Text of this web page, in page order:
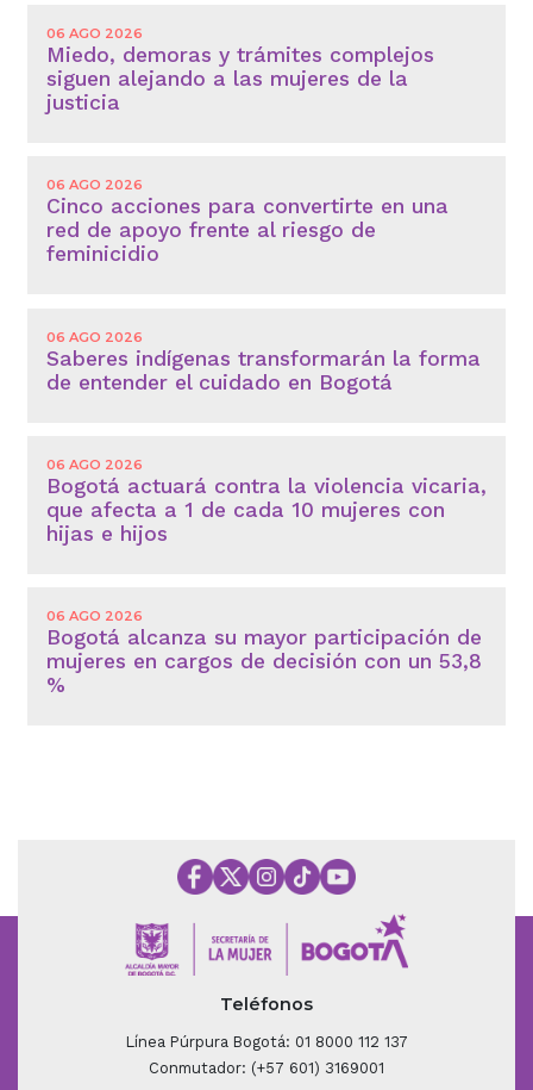
06 AGO 2026
Miedo, demoras y trámites complejos
siguen alejando a las mujeres de la
justicia
06 AGO 2026
Cinco acciones para convertirte en una
red de apoyo frente al riesgo de
feminicidio
06 AGO 2026
Saberes indígenas transformarán la forma
de entender el cuidado en Bogotá
06 AGO 2026
Bogotá actuará contra la violencia vicaria,
que afecta a 1 de cada 10 mujeres con
hijas e hijos
06 AGO 2026
Bogotá alcanza su mayor participación de
mujeres en cargos de decisión con un 53,8
%
Teléfonos
Línea Púrpura Bogotá: 01 8000 112 137
Conmutador: (+57 601) 3169001